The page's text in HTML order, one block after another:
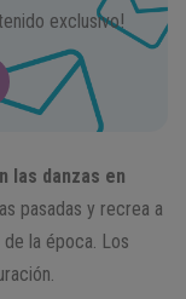
exclusivo!
las danzas en
pasadas y recrea a
la época. Los